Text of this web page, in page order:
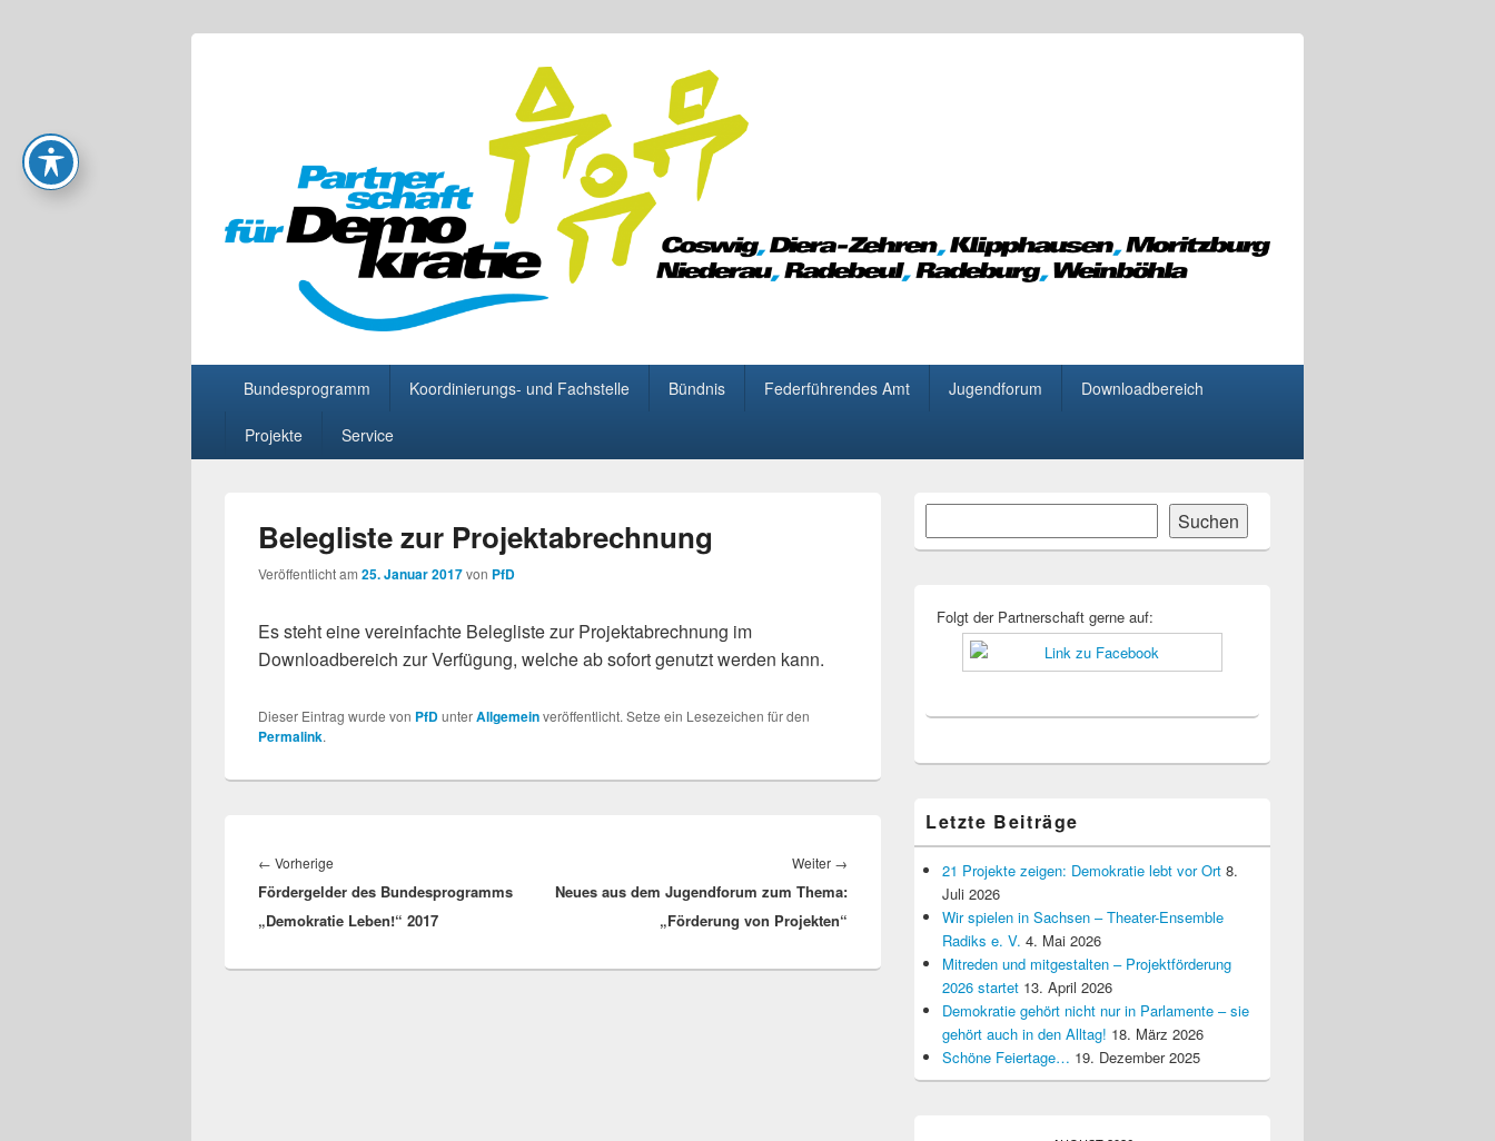
Partnerschaft für Demokratie
Bundesprogramm Koordinierungs- und Fachstelle Bündnis Federführendes Amt Jugendforum Downloadbereich
Projekte Service
Belegliste zur Projektabrechnung
Veröffentlicht am 25. Januar 2017von PfD
Es steht eine vereinfachte Belegliste zur Projektabrechnung im
Downloadbereich zur Verfügung, welche ab sofort genutzt werden kann.
Dieser Eintrag wurde von PfDunterAllgemeinveröffentlicht. Setze ein Lesezeichen für den
Permalink.
← Vorherige
Beitrag:
Fördergelder des Bundesprogramms
„Demokratie Leben!“ 2017
Weiter →
Beitrag:
Neues aus dem Jugendforum zum Thema:
„Förderung von Projekten“
Primärer
Widgetbereich
Suchen
Folgt der Partnerschaft gerne auf:
Letzte Beiträge
21 Projekte zeigen: Demokratie lebt vor Ort 8.
Juli 2026
Wir spielen in Sachsen – Theater-Ensemble
Radiks e. V. 4. Mai 2026
Mitreden und mitgestalten – Projektförderung
2026 startet 13. April 2026
Demokratie gehört nicht nur in Parlamente – sie
gehört auch in den Alltag! 18. März 2026
Schöne Feiertage… 19. Dezember 2025